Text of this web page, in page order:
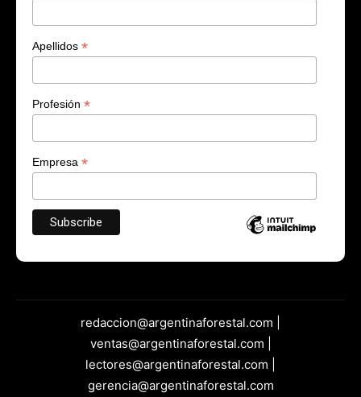
Apellidos *
Profesión *
Empresa *
redaccion@argentinaforestal.com |
ventas@argentinaforestal.com |
lectores@argentinaforestal.com |
gerencia@argentinaforestal.com